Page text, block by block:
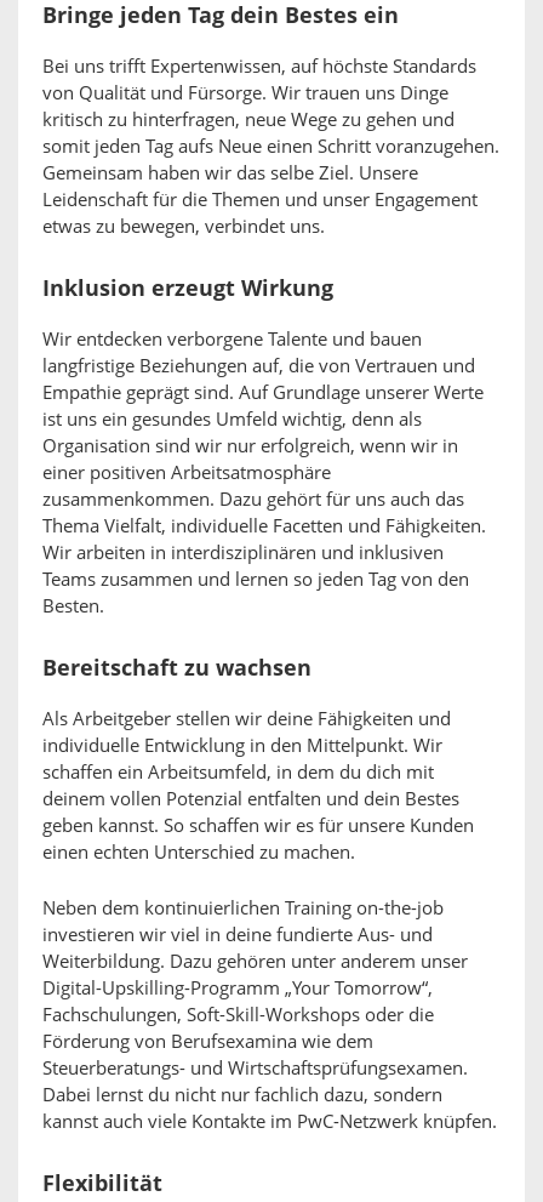
Bringe jeden Tag dein Bestes ein
Bei uns trifft Expertenwissen, auf höchste Standards
von Qualität und Fürsorge. Wir trauen uns Dinge
kritisch zu hinterfragen, neue Wege zu gehen und
somit jeden Tag aufs Neue einen Schritt voranzugehen.
Gemeinsam haben wir das selbe Ziel. Unsere
Leidenschaft für die Themen und unser Engagement
etwas zu bewegen, verbindet uns.
Inklusion erzeugt Wirkung
Wir entdecken verborgene Talente und bauen
langfristige Beziehungen auf, die von Vertrauen und
Empathie geprägt sind. Auf Grundlage unserer Werte
ist uns ein gesundes Umfeld wichtig, denn als
Organisation sind wir nur erfolgreich, wenn wir in
einer positiven Arbeitsatmosphäre
zusammenkommen. Dazu gehört für uns auch das
Thema Vielfalt, individuelle Facetten und Fähigkeiten.
Wir arbeiten in interdisziplinären und inklusiven
Teams zusammen und lernen so jeden Tag von den
Besten.
Bereitschaft zu wachsen
Als Arbeitgeber stellen wir deine Fähigkeiten und
individuelle Entwicklung in den Mittelpunkt. Wir
schaffen ein Arbeitsumfeld, in dem du dich mit
deinem vollen Potenzial entfalten und dein Bestes
geben kannst. So schaffen wir es für unsere Kunden
einen echten Unterschied zu machen.
Neben dem kontinuierlichen Training on-the-job
investieren wir viel in deine fundierte Aus- und
Weiterbildung. Dazu gehören unter anderem unser
Digital-Upskilling-Programm „Your Tomorrow“,
Fachschulungen, Soft-Skill-Workshops oder die
Förderung von Berufsexamina wie dem
Steuerberatungs- und Wirtschaftsprüfungsexamen.
Dabei lernst du nicht nur fachlich dazu, sondern
kannst auch viele Kontakte im PwC-Netzwerk knüpfen.
Flexibilität